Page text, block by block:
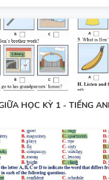
HỌC KỲ 1 - TIẾNG